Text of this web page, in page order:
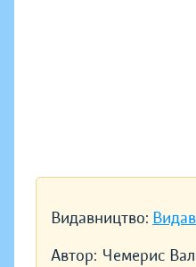
Видавництво:
Автор: Чемерис